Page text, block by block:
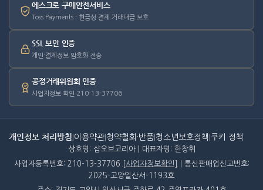
에스크로 구매안전서비스
Toss Payments · 현금성 결제 거래대금 보호
SSL 보안 인증
개인·결제정보 암호화 전송
공정거래위원회 인증
사업자정보 확인 210-13-37706
개인정보 처리방침 이용약관 청약철회·반품 청소년보호정책 쿠키 정책
상호명: 샵오브코리아 | 대표자명: 한창휘
사업자등록번호: 210-13-37706
[사업자정보확인]
| 통신판매업신고번호:
2025-고양일산서-1193호